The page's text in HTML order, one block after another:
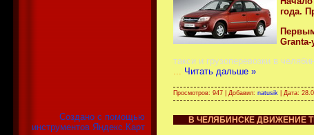
Создано с помощью
инструментов Яндекс.Карт
года.
такси и грузоперевозки в
Читать дальше »
Просмотров: 947 | Добавил: natusik | Дата:
В ЧЕЛЯБИНСКЕ ДВИЖЕНИЕ